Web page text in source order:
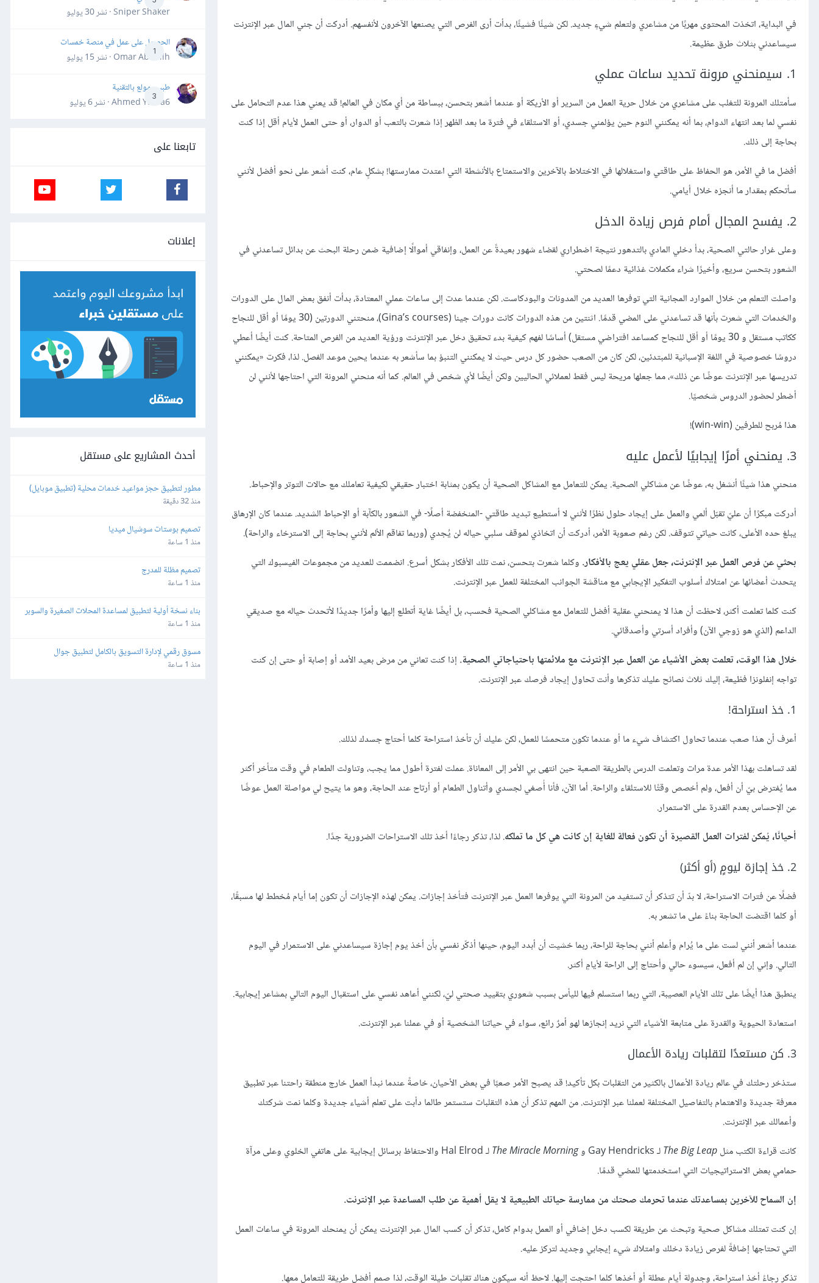
في البداية، اتخذت المحتوى مهربًا من مشاعري ولتعلم شيءٍ جديد. لكن شيئًا فشيئًا، بدأت أرى الفرص التي يصنعها الآخرون لأنفسهم. أدركت أن جني المال عبر الإنترنت
سيساعدني بثلاث طرق عظيمة.
1. سيمنحني مرونة تحديد ساعات عملي
سأمتلك المرونة للتغلب على مشاعري من خلال حرية العمل من السرير أو الأريكة أو عندما أشعر بتحسن، ببساطة من أي مكان في العالم! قد يعني هذا عدم التحامل على
نفسي لما بعد انتهاء الدوام، بما أنه يمكنني النوم حين يؤلمني جسدي، أو الاستلقاء في فترة ما بعد الظهر إذا شعرت بالتعب أو الدوار، أو حتى العمل لأيام أقل إذا كنت
بحاجة إلى ذلك.
أفضل ما في الأمر، هو الحفاظ على طاقتي واستغلالها في الاختلاط بالآخرين والاستمتاع بالأنشطة التي اعتدت ممارستها! بشكلٍ عام، كنت أشعر على نحو أفضل لأنني
سأتحكم بمقدار ما أنجزه خلال أيامي.
2. يفسح المجال أمام فرص زيادة الدخل
وعلى غرار حالتي الصحية، بدأ دخلي المادي بالتدهور نتيجة اضطراري لقضاء شهور بعيدةً عن العمل، وإنفاقي أموالًا إضافية ضمن رحلة البحث عن بدائل تساعدني في
الشعور بتحسن سريع، وأخيرًا شراء مكملات غذائية دعمًا لصحتي.
واصلت التعلم من خلال الموارد المجانية التي توفرها العديد من المدونات والبودكاست. لكن عندما عدت إلى ساعات عملي المعتادة، بدأت أنفق بعض المال على الدورات
والخدمات التي شعرت بأنها قد تساعدني على المضي قدمًا. اثنتين من هذه الدورات كانت دورات جينا (Gina’s courses)، منحتني الدورتين (30 يومًا أو أقل للنجاح
ككاتب مستقل و 30 يومًا أو أقل للنجاح كمساعد افتراضي مستقل) أساسًا لفهم كيفية بدء تحقيق دخل عبر الإنترنت ورؤية العديد من الفرص المتاحة. كنت أيضًا أعطي
دروسًا خصوصية في اللغة الإسبانية للمبتدئين، لكن كان من الصعب حضور كل درس حيث لا يمكنني التنبؤ بما سأشعر به عندما يحين موعد الفصل. لذا، فكرت «يمكنني
تدريسها عبر الإنترنت عوضًا عن ذلك»، مما جعلها مريحة ليس فقط لعملائي الحاليين ولكن أيضًا لأي شخص في العالم. كما أنه منحني المرونة التي احتاجها لأنني لن
أضطر لحضور الدروس شخصيًا.
هذا مُربح للطرفين (win-win)!
3. يمنحني أمرًا إيجابيًا لأعمل عليه
منحني هذا شيئًا أنشغل به، عوضًا عن مشاكلي الصحية. يمكن للتعامل مع المشاكل الصحية أن يكون بمثابة اختبار حقيقي لكيفية تعاملك مع حالات التوتر والإحباط.
أدركت مبكرًا أن عليّ تقبّل ألمي والعمل على إيجاد حلول نظرًا لأنني لا أستطيع تبديد طاقتي -المنخفضة أصلًا- في الشعور بالكآبة أو الإحباط الشديد. عندما كان الإرهاق
يبلغ حده الأعلى، كانت حياتي تتوقف. لكن رغم صعوبة الأمر، أدركت أن اتخاذي لموقف سلبي حياله لن يُجدي (وربما تفاقم الألم لأنني بحاجة إلى الاسترخاء والراحة).
بحثي عن فرص العمل عبر الإنترنت، جعل عقلي يعج بالأفكار. وكلما شعرت بتحسن، نمت تلك الأفكار بشكل أسرع. انضممت للعديد من مجموعات الفيسبوك التي
يتحدث أعضائها عن امتلاك أسلوب التفكير الإيجابي مع مناقشة الجوانب المختلفة للعمل عبر الإنترنت.
كنت كلما تعلمت أكثر، لاحظت أن هذا لا يمنحني عقلية أفضل للتعامل مع مشاكلي الصحية فحسب، بل أيضًا غاية أتطلع إليها وأمرًا جديدًا لأتحدث حياله مع صديقي
الداعم (الذي هو زوجي الآن) وأفراد أسرتي وأصدقائي.
خلال هذا الوقت، تعلمت بعض الأشياء عن العمل عبر الإنترنت مع ملائمتها باحتياجاتي الصحية. إذا كنت تعاني من مرض بعيد الأمد أو إصابة أو حتى إن كنت
تواجه إنفلونزا فظيعة، إليك ثلاث نصائح عليك تذكرها وأنت تحاول إيجاد فرصك عبر الإنترنت.
1. خذ استراحة!
أعرف أن هذا صعب عندما تحاول اكتشاف شيء ما أو عندما تكون متحمسًا للعمل، لكن عليك أن تأخذ استراحة كلما أحتاج جسدك لذلك.
لقد تساهلت بهذا الأمر عدة مرات وتعلمت الدرس بالطريقة الصعبة حين انتهى بي الأمر إلى المعاناة. عملت لفترة أطول مما يجب، وتناولت الطعام في وقت متأخر أكثر
مما يُفترض بيّ أن أفعل، ولم أخصص وقتًا للاستلقاء والراحة. أما الآن، فأنا أُصغي لجسدي وأتناول الطعام أو أرتاح عند الحاجة، وهو ما يتيح لي مواصلة العمل عوضًا
عن الإحساس بعدم القدرة على الاستمرار.
أحيانًا، يُمكن لفترات العمل القصيرة أن تكون فعالة للغاية إن كانت هي كل ما تملكه. لذا، تذكر رجاءًا أخذ تلك الاستراحات الضرورية جدًا.
2. خذ إجازة ليومٍ (أو أكثر)
فضلًا عن فترات الاستراحة، لا بدّ أن تتذكر أن تستفيد من المرونة التي يوفرها العمل عبر الإنترنت فتأخذ إجازات. يمكن لهذه الإجازات أن تكون إما أيام مُخطط لها مسبقًا،
أو كلما اقتضت الحاجة بناءً على ما تشعر به.
عندما أشعر أنني لست على ما يُرام وأعلم أنني بحاجة للراحة، ربما خشيت أن أبدد اليوم، حينها أذكّر نفسي بأن أخذ يوم إجازة سيساعدني على الاستمرار في اليوم
التالي. وإني إن لم أفعل، سيسوء حالي وأحتاج إلى الراحة لأيامٍ أكثر.
ينطبق هذا أيضًا على تلك الأيام العصيبة، التي ربما استسلم فيها لليأس بسبب شعوري بتقييد صحتي ليّ، لكنني أعاهد نفسي على استقبال اليوم التالي بمشاعر إيجابية.
استعادة الحيوية والقدرة على متابعة الأشياء التي نريد إنجازها لهو أمرٌ رائع، سواء في حياتنا الشخصية أو في عملنا عبر الإنترنت.
3. كن مستعدًا لتقلبات ريادة الأعمال
ستذخر رحلتك في عالم ريادة الأعمال بالكثير من التقلبات بكل تأكيد! قد يصبح الأمر صعبًا في بعض الأحيان، خاصةً عندما نبدأ العمل خارج منطقة راحتنا عبر تطبيق
معرفة جديدة والاهتمام بالتفاصيل المختلفة لعملنا عبر الإنترنت. من المهم تذكر أن هذه التقلبات ستستمر طالما دأبت على تعلم أشياء جديدة وكلما نمت شركتك
وأعمالك عبر الإنترنت.
كانت قراءة الكتب مثلThe Big Leapلـ Gay Hendricks و The Miracle Morning
لـ Hal Elrod والاحتفاظ برسائل إيجابية على هاتفي الخلوي وعلى مرآة
حمامي بعض الاستراتيجيات التي استخدمتها للمضي قدمًا.
إن السماح للآخرين بمساعدتك عندما تحرمك صحتك من ممارسة حياتك الطبيعية لا يقل أهمية عن طلب المساعدة عبر الإنترنت.
إن كنت تمتلك مشاكل صحية وتبحث عن طريقة لكسب دخل إضافي أو العمل بدوام كامل، تذكر أن كسب المال عبر الإنترنت يمكن أن يمنحك المرونة في ساعات العمل
التي تحتاجها إضافةً لفرص زيادة دخلك وامتلاك شيء إيجابي وجديد لتركز عليه.
تذكر رجاءً أخذ استراحة، وجدولة أيام عطلة أو أخذها كلما احتجت إليها. لاحظ أنه سيكون هناك تقلبات طيلة الوقت، لذا صمم أفضل طريقة للتعامل معها.
Sniper Shaker · نشر
30 يوليو
1
الحصول على عمل في منصة خمسات
Omar Abdallh · نشر
15 يوليو
3
طبيب مولع بالتقنية
Ahmed Yahia6 · نشر
6 يوليو
تابعنا على
إعلانات
أحدث المشاريع على مستقل
مطور لتطبيق حجز مواعيد خدمات محلية (تطبيق موبايل)
منذ 32 دقيقة
تصميم بوستات سوشيال ميديا
منذ 1 ساعة
تصميم مظلة للمدرج
منذ 1 ساعة
بناء نسخة أولية لتطبيق لمساعدة المحلات الصغيرة والسوبر
ماركت
منذ 1 ساعة
مسوق رقمي لإدارة التسويق بالكامل لتطبيق جوال
منذ 1 ساعة